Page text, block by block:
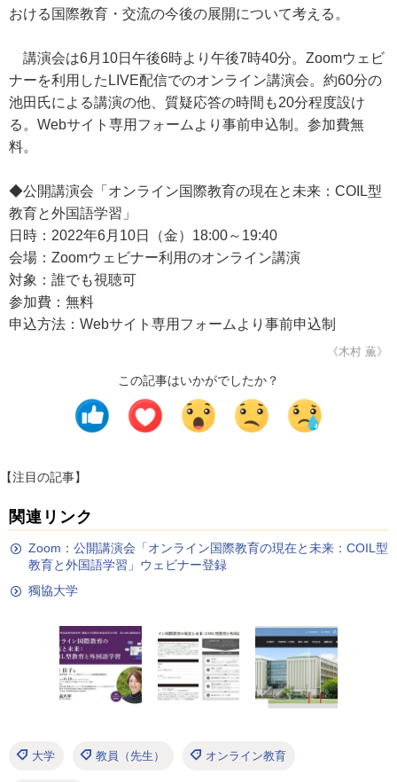
おける国際教育・交流の今後の展開について考える。
講演会は6月10日午後6時より午後7時40分。Zoomウェビ
ナーを利用したLIVE配信でのオンライン講演会。約60分の
池田氏による講演の他、質疑応答の時間も20分程度設け
る。Webサイト専用フォームより事前申込制。参加費無
料。
◆公開講演会「オンライン国際教育の現在と未来：COIL型
教育と外国語学習」
日時：2022年6月10日（金）18:00～19:40
会場：Zoomウェビナー利用のオンライン講演
対象：誰でも視聴可
参加費：無料
申込方法：Webサイト専用フォームより事前申込制
《木村 薫》
この記事はいかがでしたか？
【注目の記事】
関連リンク
Zoom：公開講演会「オンライン国際教育の現在と未来：COIL型
教育と外国語学習」ウェビナー登録
獨協大学
大学 教員（先生） オンライン教育